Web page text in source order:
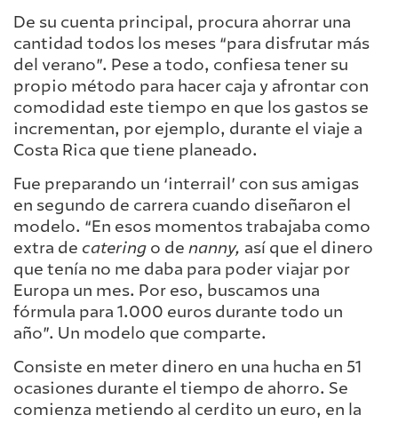
De su cuenta principal, procura ahorrar una
cantidad todos los meses “para disfrutar más
del verano”. Pese a todo, confiesa tener su
propio método para hacer caja y afrontar con
comodidad este tiempo en que los gastos se
incrementan, por ejemplo, durante el viaje a
Costa Rica que tiene planeado.
Fue preparando un ‘interrail’ con sus amigas
en segundo de carrera cuando diseñaron el
modelo. “En esos momentos trabajaba como
extra de catering o de nanny, así que el dinero
que tenía no me daba para poder viajar por
Europa un mes. Por eso, buscamos una
fórmula para 1.000 euros durante todo un
año”. Un modelo que comparte.
Consiste en meter dinero en una hucha en 51
ocasiones durante el tiempo de ahorro. Se
comienza metiendo al cerdito un euro, en la